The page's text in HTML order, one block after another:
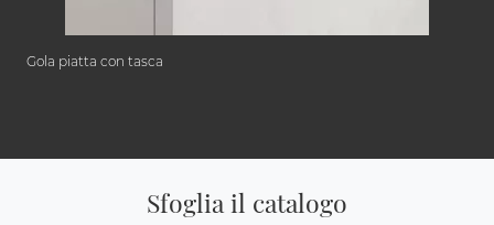
Gola piatta con tasca
Sfoglia il catalogo